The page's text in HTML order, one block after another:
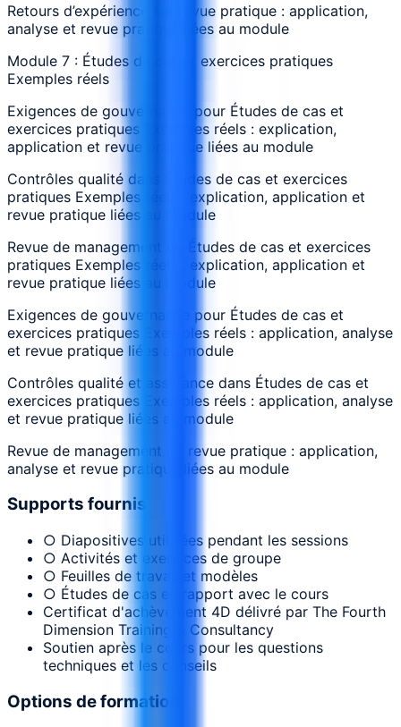
Retours d’expérience sur revue pratique : application,
analyse et revue pratique liées au module
Module 7 : Études de cas et exercices pratiques
Exemples réels
Exigences de gouvernance pour Études de cas et
exercices pratiques Exemples réels : explication,
application et revue pratique liées au module
Contrôles qualité dans Études de cas et exercices
pratiques Exemples réels : explication, application et
revue pratique liées au module
Revue de management de Études de cas et exercices
pratiques Exemples réels : explication, application et
revue pratique liées au module
Exigences de gouvernance pour Études de cas et
exercices pratiques Exemples réels : application, analyse
et revue pratique liées au module
Contrôles qualité et assurance dans Études de cas et
exercices pratiques Exemples réels : application, analyse
et revue pratique liées au module
Revue de management de revue pratique : application,
analyse et revue pratique liées au module
Supports fournis
○ Diapositives utilisées pendant les sessions
○ Activités et exercices de groupe
○ Feuilles de travail et modèles
○ Études de cas en rapport avec le cours
Certificat d'achèvement 4D délivré par The Fourth
Dimension Training & Consultancy
Soutien après le cours pour les questions
techniques et les conseils
Options de formation